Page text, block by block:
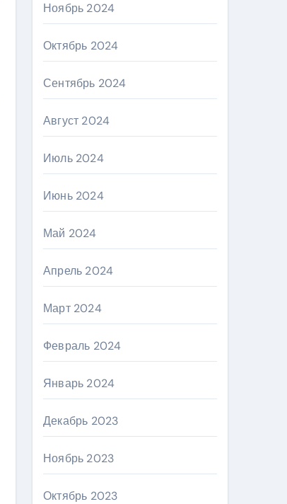
Ноябрь 2024
Октябрь 2024
Сентябрь 2024
Август 2024
Июль 2024
Июнь 2024
Май 2024
Апрель 2024
Март 2024
Февраль 2024
Январь 2024
Декабрь 2023
Ноябрь 2023
Октябрь 2023